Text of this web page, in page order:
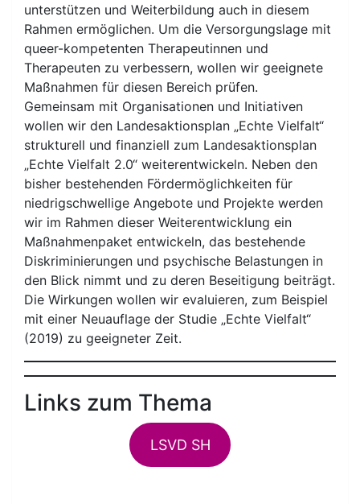
unterstützen und Weiterbildung auch in diesem
Rahmen ermöglichen. Um die Versorgungslage mit
queer-kompetenten Therapeutinnen und
Therapeuten zu verbessern, wollen wir geeignete
Maßnahmen für diesen Bereich prüfen.
Gemeinsam mit Organisationen und Initiativen
wollen wir den Landesaktionsplan „Echte Vielfalt“
strukturell und finanziell zum Landesaktionsplan
„Echte Vielfalt 2.0“ weiterentwickeln. Neben den
bisher bestehenden Fördermöglichkeiten für
niedrigschwellige Angebote und Projekte werden
wir im Rahmen dieser Weiterentwicklung ein
Maßnahmenpaket entwickeln, das bestehende
Diskriminierungen und psychische Belastungen in
den Blick nimmt und zu deren Beseitigung beiträgt.
Die Wirkungen wollen wir evaluieren, zum Beispiel
mit einer Neuauflage der Studie „Echte Vielfalt“
(2019) zu geeigneter Zeit.
Links zum Thema
LSVD SH